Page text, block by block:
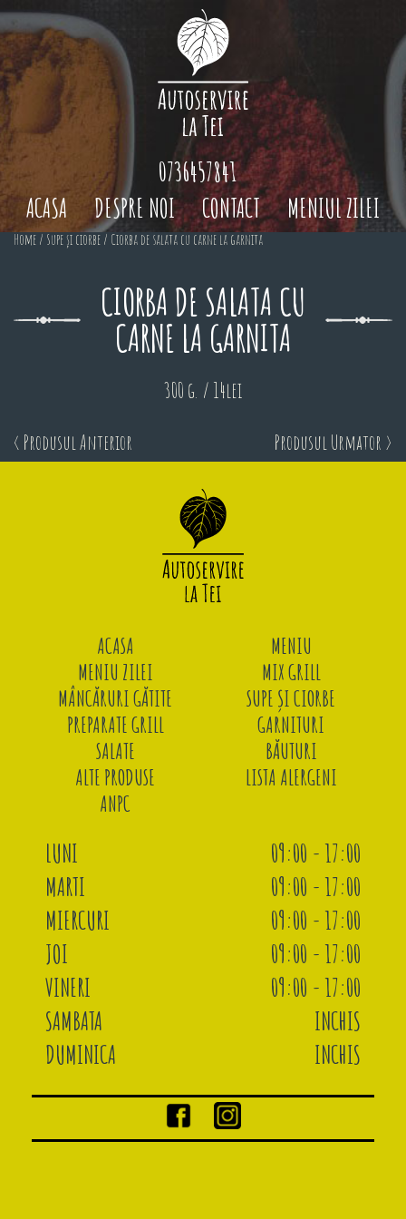
ACASA DESPRE NOI CONTACT MENIUL ZILEI
0736457841
Home / Supe și ciorbe / Ciorba de salata cu carne la garnita
CIORBA DE SALATA CU
CARNE LA GARNITA
300 g. / 14lei
< Produsul Anterior Produsul Urmator >
ACASA
MENIU
MENIU ZILEI
MIX GRILL
MÂNCĂRURI GĂTITE
SUPE ȘI CIORBE
PREPARATE GRILL
GARNITURI
SALATE
BĂUTURI
ALTE PRODUSE
LISTA ALERGENI
ANPC
LUNI
09:00 - 17:00
MARTI
09:00 - 17:00
MIERCURI
09:00 - 17:00
JOI
09:00 - 17:00
VINERI
09:00 - 17:00
SAMBATA
INCHIS
DUMINICA
INCHIS